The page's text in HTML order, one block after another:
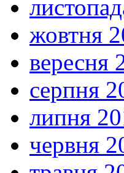
жовтня
вересня
серпня
липня
червня